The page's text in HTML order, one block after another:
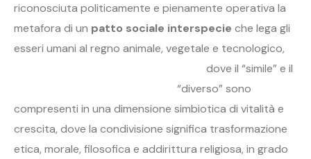
riconosciuta politicamente e pienamente operativa la
metafora di un patto sociale interspecie che lega gli
esseri umani al regno animale, vegetale e tecnologico,
dove il “simile” e il
“diverso” sono
compresenti in una dimensione simbiotica di vitalità e
crescita, dove la condivisione significa trasformazione
etica, morale, filosofica e addirittura religiosa, in grado